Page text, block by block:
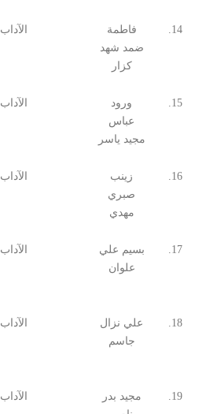
14.
فاطمة
ضمد شهد
كزار
الآداب
15.
ورود
عباس
مجيد ياسر
الآداب
16.
زينب
صبري
مهدي
الآداب
17.
بسيم علي
علوان
الآداب
18.
علي نزال
جاسم
الآداب
19.
مجيد بدر
الآداب